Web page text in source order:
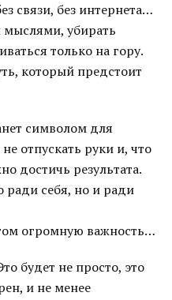
связи, без интернета…
мыслями, убирать
только на гору.
который предстоит
символом для
отпускать руки и, что
достичь результата.
ради себя, но и ради
огромную важность…
будет не просто, это
и не менее